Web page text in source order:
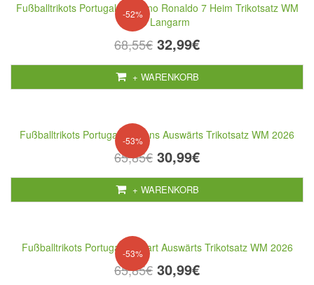
-52%
Fußballtrikots Portugal Cristiano Ronaldo 7 Heim Trikotsatz WM
2026 Langarm
68,55€ 32,99€
+ WARENKORB
-53%
Fußballtrikots Portugal Frauens Auswärts Trikotsatz WM 2026
65,85€ 30,99€
+ WARENKORB
-53%
Fußballtrikots Portugal Torwart Auswärts Trikotsatz WM 2026
65,85€ 30,99€